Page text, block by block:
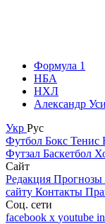
Формула 1
НБА
НХЛ
Александр
Укр Рус
Футбол Бокс Тенис
Футзал Баскетбол
Сайт
Редакция Прогнозы
сайту Контакты
Соц. сети
facebook x youtube